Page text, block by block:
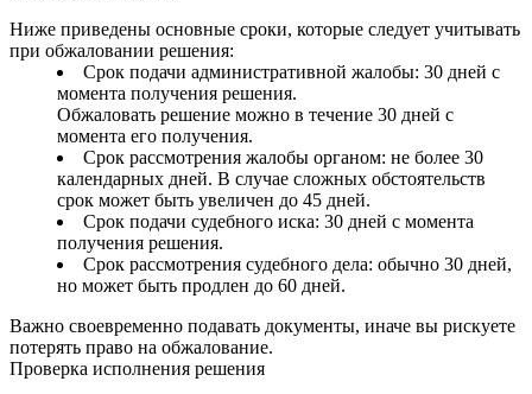
Ниже приведены основные сроки, которые следует учитывать
при обжаловании решения:
Срок подачи административной жалобы: 30 дней с
момента получения решения.
Обжаловать решение можно в течение 30 дней с
момента его получения.
Срок рассмотрения жалобы органом: не более 30
календарных дней. В случае сложных обстоятельств
срок может быть увеличен до 45 дней.
Срок подачи судебного иска: 30 дней с момента
получения решения.
Срок рассмотрения судебного дела: обычно 30 дней,
но может быть продлен до 60 дней.
Важно своевременно подавать документы, иначе вы рискуете
потерять право на обжалование.
Проверка исполнения решения